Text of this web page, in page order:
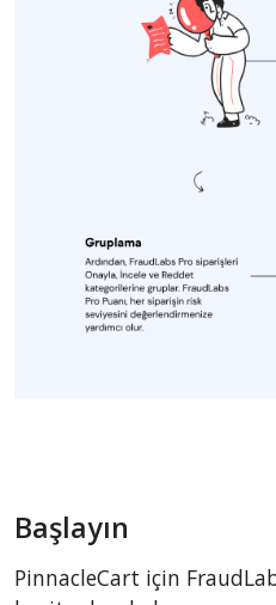
Başlayın
PinnacleCart için